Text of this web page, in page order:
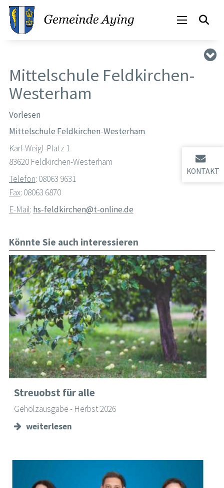
KONTAKT
Mittelschule Feldkirchen-
Westerham
Vorlesen
Mittelschule Feldkirchen-Westerham
Karl-Weigl-Platz 1
83620 Feldkirchen-Westerham
Telefon: 08063 9631
Fax: 08063 6870
E-Mail: hs-feldkirchen@t-online.de
Könnte Sie auch interessieren
Streuobst für alle
Gehölzausgabe - Herbst 2026
weiterlesen